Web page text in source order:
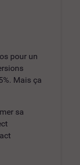
pour un
Mais ça
sa